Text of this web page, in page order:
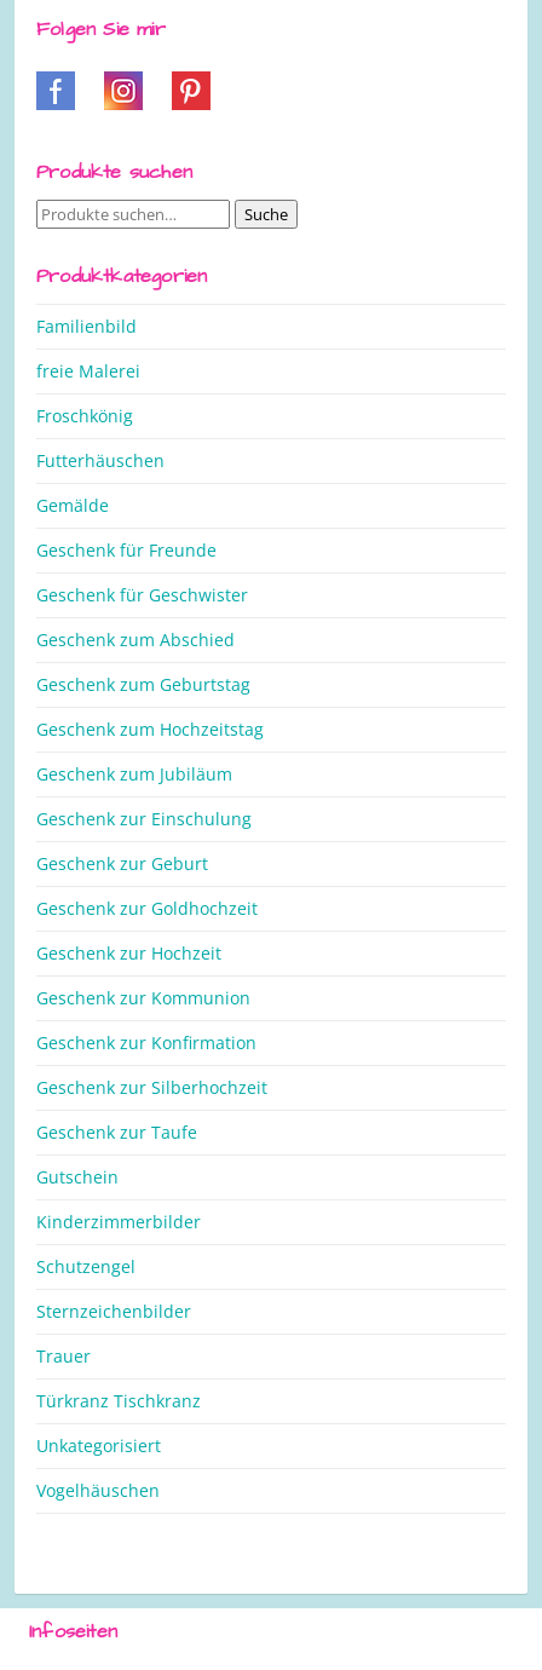
Folgen Sie mir
Produkte suchen
Suche
Suche
Produktkategorien
Familienbild
freie Malerei
Froschkönig
Futterhäuschen
Gemälde
Geschenk für Freunde
Geschenk für Geschwister
Geschenk zum Abschied
Geschenk zum Geburtstag
Geschenk zum Hochzeitstag
Geschenk zum Jubiläum
Geschenk zur Einschulung
Geschenk zur Geburt
Geschenk zur Goldhochzeit
Geschenk zur Hochzeit
Geschenk zur Kommunion
Geschenk zur Konfirmation
Geschenk zur Silberhochzeit
Geschenk zur Taufe
Gutschein
Kinderzimmerbilder
Schutzengel
Sternzeichenbilder
Trauer
Türkranz Tischkranz
Unkategorisiert
Vogelhäuschen
Infoseiten